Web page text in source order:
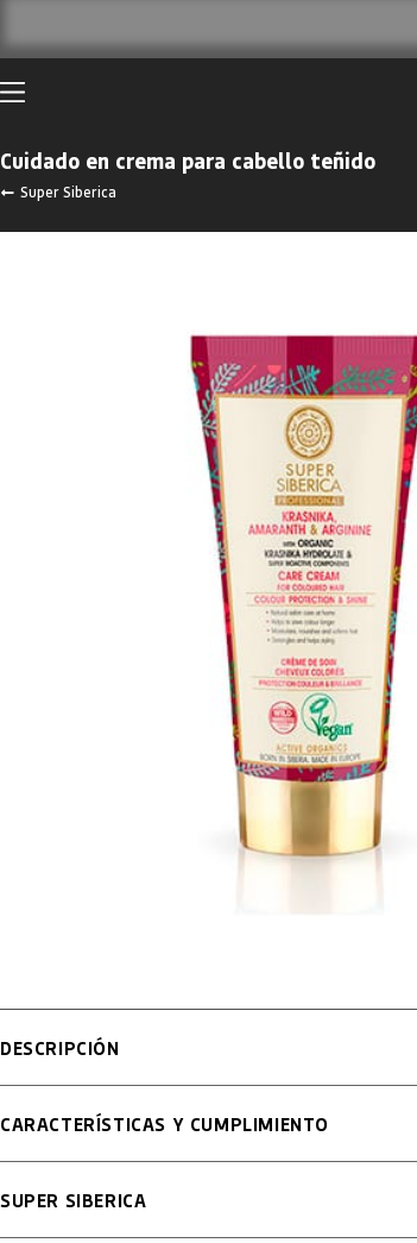
Cuidado en crema para cabello teñido
Super Siberica
DESCRIPCIÓN
CARACTERÍSTICAS Y CUMPLIMIENTO
SUPER SIBERICA